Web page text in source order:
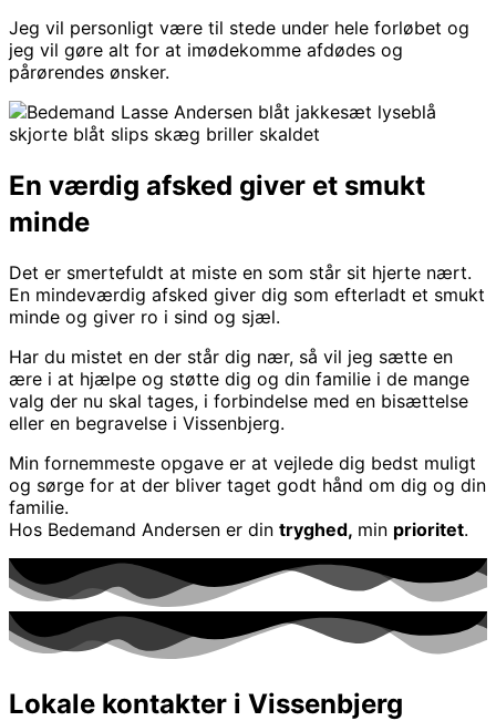
Jeg vil personligt være til stede under hele forløbet og
jeg vil gøre alt for at imødekomme afdødes og
pårørendes ønsker.
En værdig afsked giver et smukt
minde
Det er smertefuldt at miste en som står sit hjerte nært.
En mindeværdig afsked giver dig som efterladt et smukt
minde og giver ro i sind og sjæl.
Har du mistet en der står dig nær, så vil jeg sætte en
ære i at hjælpe og støtte dig og din familie i de mange
valg der nu skal tages, i forbindelse med en bisættelse
eller en begravelse i Vissenbjerg.
Min fornemmeste opgave er at vejlede dig bedst muligt
og sørge for at der bliver taget godt hånd om dig og din
familie.
Hos Bedemand Andersen er din tryghed, min prioritet.
Lokale kontakter i Vissenbjerg